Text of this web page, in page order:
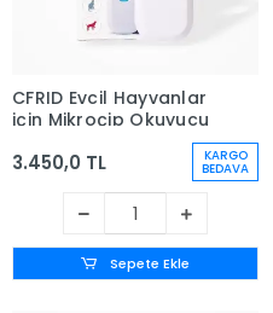
CFRID Evcil Hayvanlar
için Mikroçip Okuyucu
3.450,0 TL KARGO
BEDAVA
Sepete Ekle